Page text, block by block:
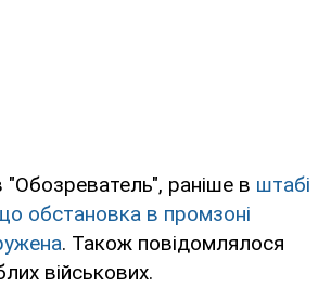
раніше в штабі
обстановка в промзоні
. Також повідомлялося
військових.